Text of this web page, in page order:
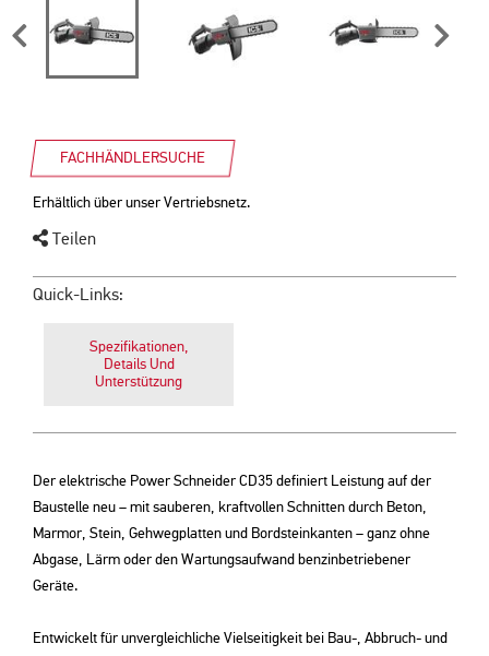
FACHHÄNDLERSUCHE
Erhältlich über unser Vertriebsnetz.
Teilen
Quick-Links:
Spezifikationen,
Details Und
Unterstützung
Der elektrische Power Schneider CD35 definiert Leistung auf der
Baustelle neu – mit sauberen, kraftvollen Schnitten durch Beton,
Marmor, Stein, Gehwegplatten und Bordsteinkanten – ganz ohne
Abgase, Lärm oder den Wartungsaufwand benzinbetriebener
Geräte.
Entwickelt für unvergleichliche Vielseitigkeit bei Bau-, Abbruch- und